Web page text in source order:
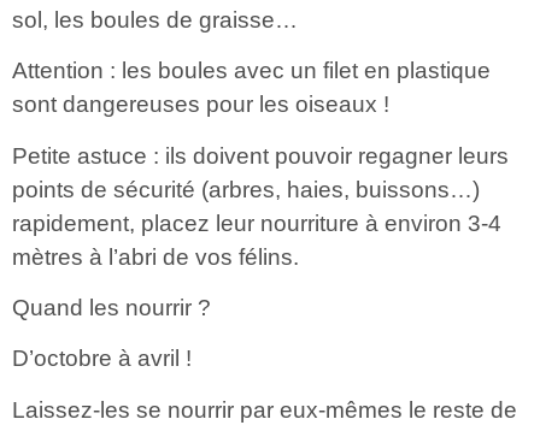
sol, les boules de graisse…
Attention : les boules avec un filet en plastique
sont dangereuses pour les oiseaux !
Petite astuce : ils doivent pouvoir regagner leurs
points de sécurité (arbres, haies, buissons…)
rapidement, placez leur nourriture à environ 3-4
mètres à l’abri de vos félins.
Quand les nourrir ?
D’octobre à avril !
Laissez-les se nourrir par eux-mêmes le reste de